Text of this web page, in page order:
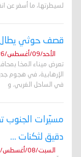
لسيطرتها، ما أسفر عن
قصف حوثي يطال
الأحد/09/أغسطس/2026 - 11:54 ص
تعرض ميناء المخا
الإرهابية، في هجوم
في الساحل الغربي. و
مسيّرات الجنوب
دقيق لثكنات ...
السبت/08/أغسطس/2026 - 11:09 م